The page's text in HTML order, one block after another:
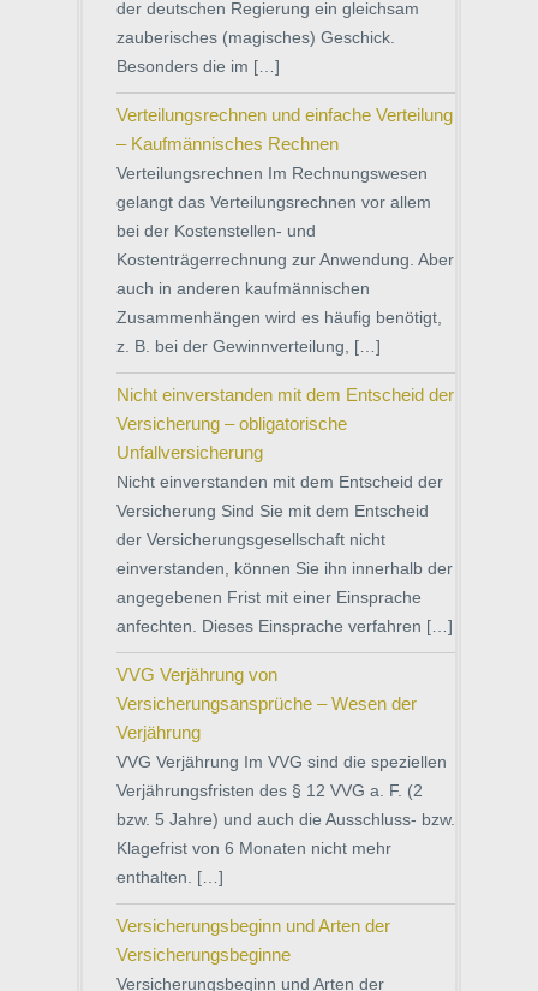
der deutschen Regierung ein gleichsam
zauberisches (magisches) Geschick.
Besonders die im […]
Verteilungsrechnen und einfache Verteilung
– Kaufmännisches Rechnen
Verteilungsrechnen Im Rechnungswesen
gelangt das Verteilungsrechnen vor allem
bei der Kostenstellen- und
Kostenträgerrechnung zur Anwendung. Aber
auch in anderen kaufmännischen
Zusammenhängen wird es häufig benötigt,
z. B. bei der Gewinnverteilung, […]
Nicht einverstanden mit dem Entscheid der
Versicherung – obligatorische
Unfallversicherung
Nicht einverstanden mit dem Entscheid der
Versicherung Sind Sie mit dem Entscheid
der Versicherungsgesellschaft nicht
einverstanden, können Sie ihn innerhalb der
angegebenen Frist mit einer Einsprache
anfechten. Dieses Einsprache verfahren […]
VVG Verjährung von
Versicherungsansprüche – Wesen der
Verjährung
VVG Verjährung Im VVG sind die speziellen
Verjährungsfristen des § 12 VVG a. F. (2
bzw. 5 Jahre) und auch die Ausschluss- bzw.
Klagefrist von 6 Monaten nicht mehr
enthalten. […]
Versicherungsbeginn und Arten der
Versicherungsbeginne
Versicherungsbeginn und Arten der